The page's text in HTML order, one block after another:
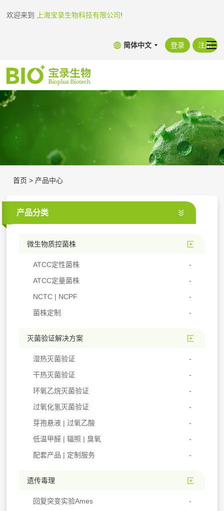
欢迎来到 上海宝录生物科技有限公司!
简体中文 登录 注册
首页 > 产品中心
产品分类
微生物质控菌株
ATCC定性菌株
ATCC定量菌株
NCTC | NCPF
菌株定制
灭菌验证解决方案
湿热灭菌验证
干热灭菌验证
环氧乙烷灭菌验证
过氧化氢灭菌验证
芽孢悬液 | 过氧乙酸
低温甲醛 | 辐照 | 臭氧
配套产品 | 定制服务
遗传毒理
回复突变实验Ames